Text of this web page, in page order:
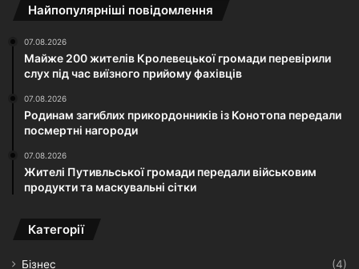
Найпопулярніші повідомлення
07.08.2026
Майже 200 жителів Кролевецької громади перевірили
слух під час виїзного прийому фахівців
07.08.2026
Родинам загиблих прикордонників із Конотопа передали
посмертні нагороди
07.08.2026
Жителі Путивльської громади передали військовим
продукти та маскувальні сітки
Категорії
Бізнес
(4)